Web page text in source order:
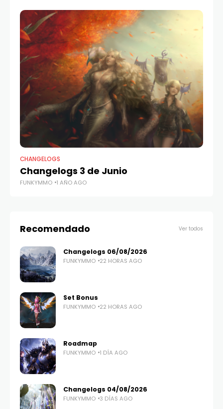
CHANGELOGS
Changelogs 3 de Junio
FUNKYMMO 1 AÑO AGO
Recomendado Ver todos
Changelogs 06/08/2026
FUNKYMMO 22 HORAS AGO
Set Bonus
FUNKYMMO 22 HORAS AGO
Roadmap
FUNKYMMO 1 DÍA AGO
Changelogs 04/08/2026
FUNKYMMO 3 DÍAS AGO